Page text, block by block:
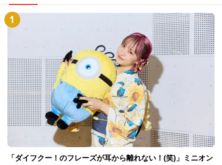
「ダイフクー！のフレーズが耳から離れない！(笑)」ミニオン